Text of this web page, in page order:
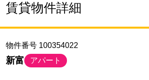
賃貸物件詳細
物件番号 100354022
新富 アパート